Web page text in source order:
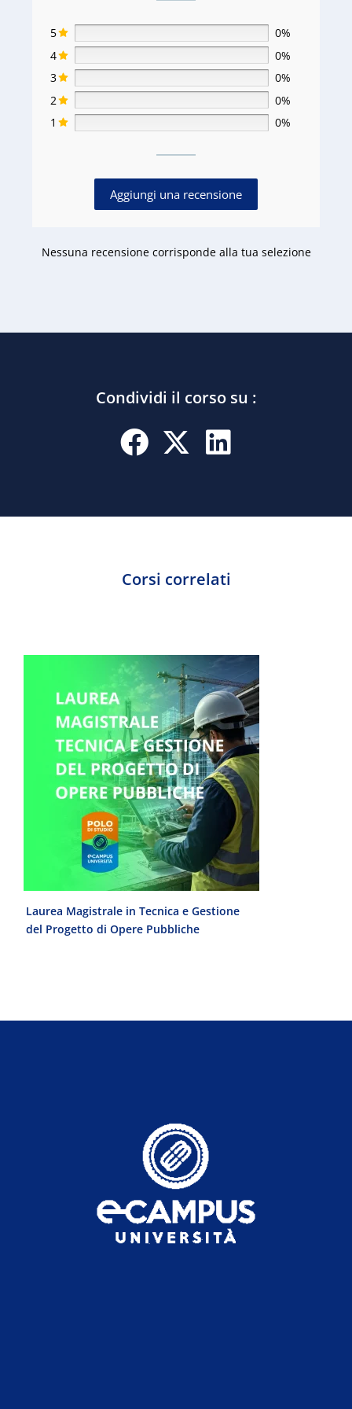
5
0%
4
0%
3
0%
2
0%
1
0%
Aggiungi una recensione
Nessuna recensione corrisponde alla tua selezione
Condividi il corso su :
Corsi correlati
Laurea Magistrale in Tecnica e Gestione
del Progetto di Opere Pubbliche